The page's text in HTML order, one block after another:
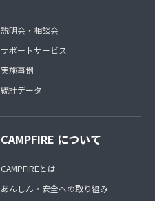
説明会・相談会
サポートサービス
実施事例
統計データ
CAMPFIRE について
CAMPFIREとは
あんしん・安全への取り組み